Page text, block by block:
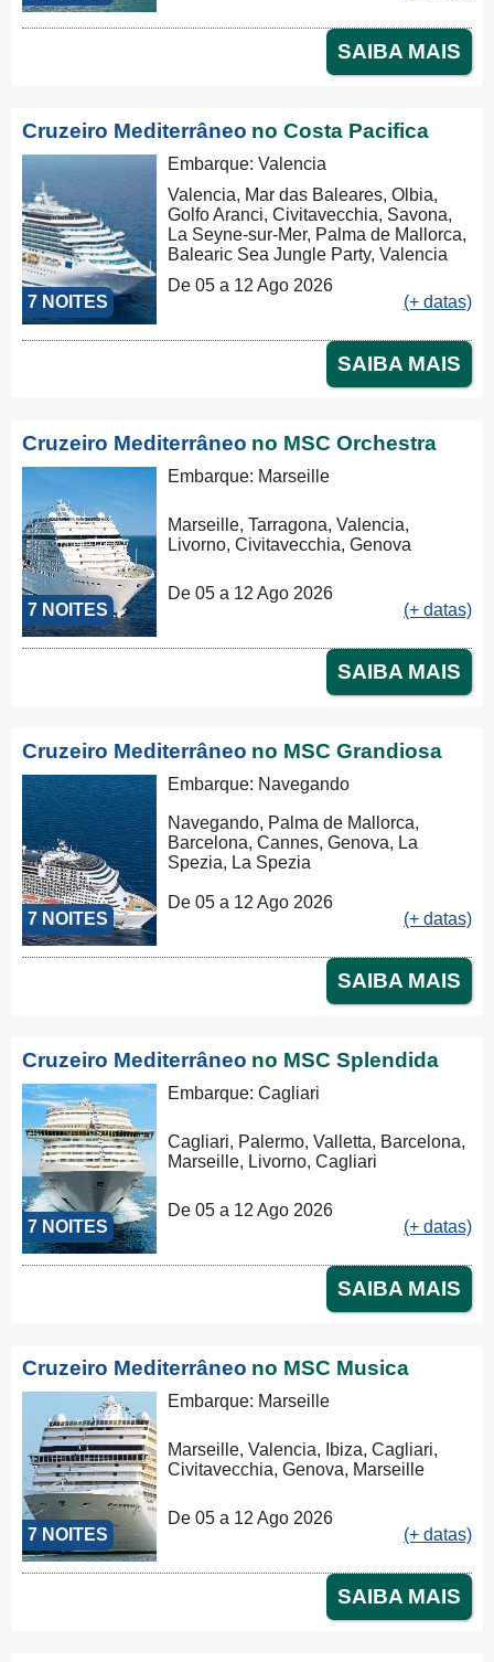
SAIBA MAIS
Cruzeiro Mediterrâneo no Costa Pacifica
7 NOITES
Embarque: Valencia
Valencia, Mar das Baleares, Olbia,
Golfo Aranci, Civitavecchia, Savona,
La Seyne-sur-Mer, Palma de Mallorca,
Balearic Sea Jungle Party, Valencia
De 05 a 12 Ago 2026
(+ datas)
SAIBA MAIS
Cruzeiro Mediterrâneo no MSC Orchestra
7 NOITES
Embarque: Marseille
Marseille, Tarragona, Valencia,
Livorno, Civitavecchia, Genova
De 05 a 12 Ago 2026
(+ datas)
SAIBA MAIS
Cruzeiro Mediterrâneo no MSC Grandiosa
7 NOITES
Embarque: Navegando
Navegando, Palma de Mallorca,
Barcelona, Cannes, Genova, La
Spezia, La Spezia
De 05 a 12 Ago 2026
(+ datas)
SAIBA MAIS
Cruzeiro Mediterrâneo no MSC Splendida
7 NOITES
Embarque: Cagliari
Cagliari, Palermo, Valletta, Barcelona,
Marseille, Livorno, Cagliari
De 05 a 12 Ago 2026
(+ datas)
SAIBA MAIS
Cruzeiro Mediterrâneo no MSC Musica
7 NOITES
Embarque: Marseille
Marseille, Valencia, Ibiza, Cagliari,
Civitavecchia, Genova, Marseille
De 05 a 12 Ago 2026
(+ datas)
SAIBA MAIS